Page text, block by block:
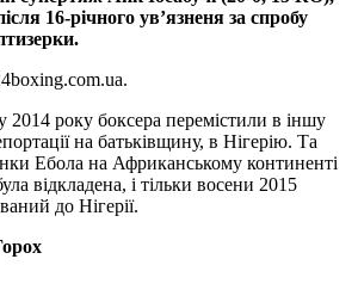
16-річного ув’язненя за спробу
року боксера перемістили в іншу
на батьківщину, в Нігерію. Та
Ебола на Африканському континенті
відкладена, і тільки восени 2015
до Нігерії.